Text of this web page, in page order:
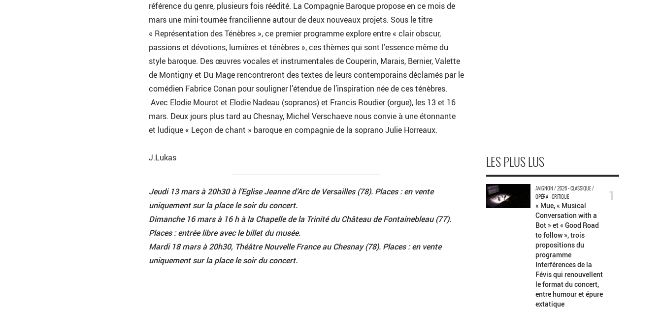
référence du genre, plusieurs fois réédité. La Compagnie Baroque propose en ce mois de
mars une mini-tournée francilienne autour de deux nouveaux projets. Sous le titre
« Représentation des Ténèbres », ce premier programme explore entre « clair obscur,
passions et dévotions, lumières et ténèbres », ces thèmes qui sont l’essence même du
style baroque. Des œuvres vocales et instrumentales de Couperin, Marais, Bernier, Valette
de Montigny et Du Mage rencontreront des textes de leurs contemporains déclamés par le
comédien Fabrice Conan pour souligner l’étendue de l’inspiration née de ces ténèbres.
Avec Elodie Mourot et Elodie Nadeau (sopranos) et Francis Roudier (orgue), les 13 et 16
mars. Deux jours plus tard au Chesnay, Michel Verschaeve nous convie à une étonnante
et ludique « Leçon de chant » baroque en compagnie de la soprano Julie Horreaux.
J.Lukas
Jeudi 13 mars à 20h30 à l’Eglise Jeanne d’Arc de Versailles (78). Places : en vente
uniquement sur la place le soir du concert.
Dimanche 16 mars à 16 h à la Chapelle de la Trinité du Château de Fontainebleau (77).
Places : entrée libre avec le billet du musée.
Mardi 18 mars à 20h30, Théâtre Nouvelle France au Chesnay (78). Places : en vente
uniquement sur la place le soir du concert.
LES PLUS LUS
AVIGNON / 2026 - CLASSIQUE /
OPÉRA - CRITIQUE
« Mue, « Musical
Conversation with a
Bot » et « Good Road
to follow », trois
propositions du
programme
Interférences de la
Févis qui renouvellent
le format du concert,
entre humour et épure
extatique
1